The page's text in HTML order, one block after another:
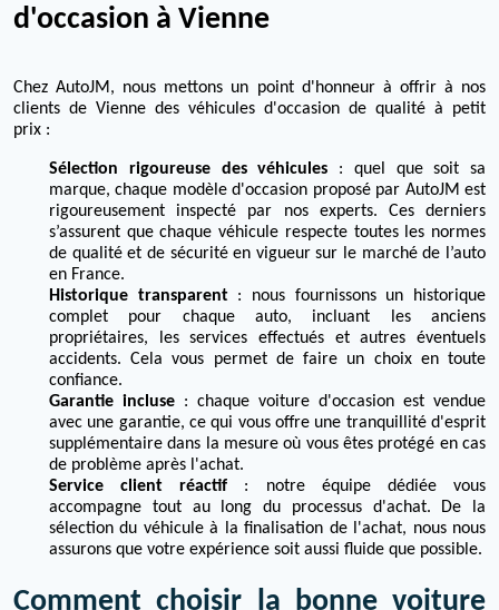
d'occasion à Vienne
Chez AutoJM, nous mettons un point d'honneur à offrir à nos
clients de Vienne des véhicules d'occasion de qualité à petit
prix :
Sélection rigoureuse des véhicules : quel que soit sa
marque, chaque modèle d'occasion proposé par AutoJM est
rigoureusement inspecté par nos experts. Ces derniers
s’assurent que chaque véhicule respecte toutes les normes
de qualité et de sécurité en vigueur sur le marché de l’auto
en France.
Historique transparent: nous fournissons un historique
complet pour chaque auto, incluant les anciens
propriétaires, les services effectués et autres éventuels
accidents. Cela vous permet de faire un choix en toute
confiance.
Garantie incluse : chaque voiture d'occasion est vendue
avec une garantie, ce qui vous offre une tranquillité d'esprit
supplémentaire dans la mesure où vous êtes protégé en cas
de problème après l'achat.
Service client réactif : notre équipe dédiée vous
accompagne tout au long du processus d'achat. De la
sélection du véhicule à la finalisation de l'achat, nous nous
assurons que votre expérience soit aussi fluide que possible.
Comment choisir la bonne voiture